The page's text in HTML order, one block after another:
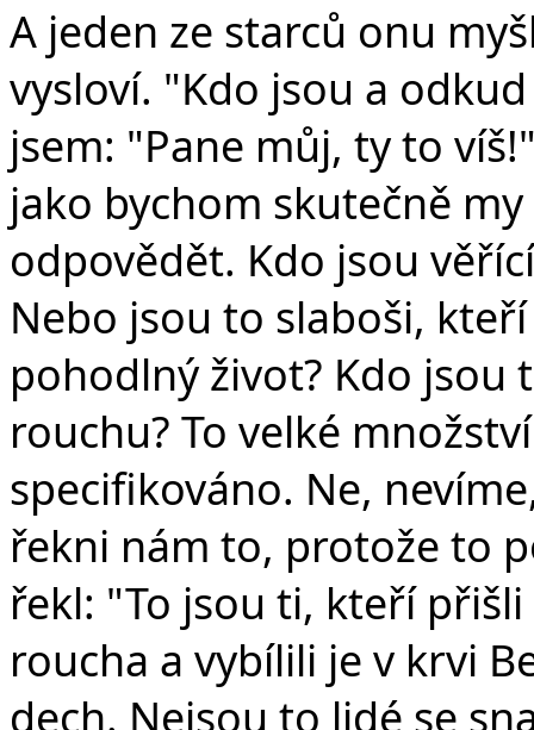
A jeden ze starců onu
vysloví. "Kdo jsou a
jsem: "Pane můj, ty to
jako bychom skutečně
odpovědět. Kdo jsou
Nebo jsou to slaboši,
pohodlný život? Kdo
rouchu? To velké
specifikováno. Ne,
řekni nám to, protože to
řekl: "To jsou ti, kteří
roucha a vybílili je v krvi
dech. Nejsou to lidé se